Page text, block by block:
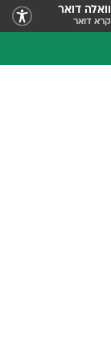
וואלה דואר
קרא דואר